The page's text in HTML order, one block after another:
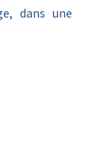
dans une